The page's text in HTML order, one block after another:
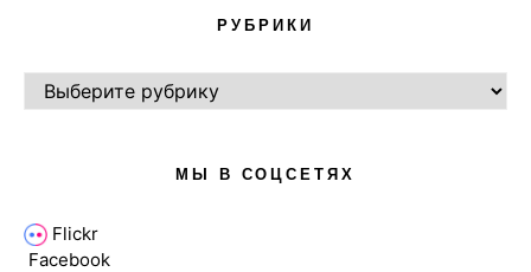
РУБРИКИ
МЫ В СОЦСЕТЯХ
Flickr
Facebook